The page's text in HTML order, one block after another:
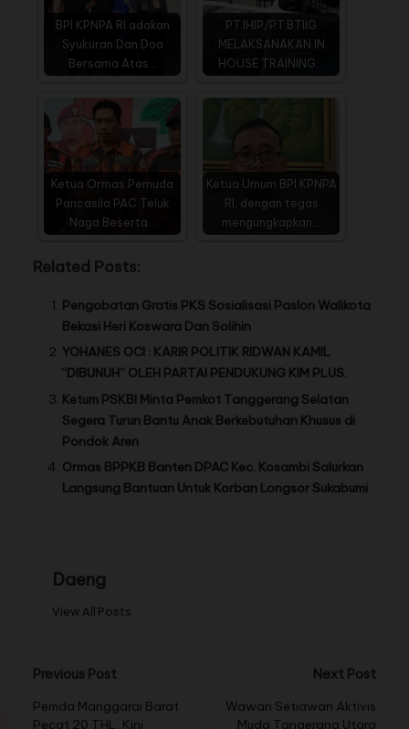
BPI KPNPA RI adakan
Syukuran Dan Doa
Bersama Atas…
PT.IHIP/PT.BTIIG
MELAKSANAKAN IN
HOUSE TRAINING…
Ketua Ormas Pemuda
Pancasila PAC Teluk
Naga Beserta…
Ketua Umum BPI KPNPA
RI, dengan tegas
mengungkapkan…
Related Posts:
Pengobatan Gratis PKS Sosialisasi Paslon Walikota
Bekasi Heri Koswara Dan Solihin
YOHANES OCI : KARIR POLITIK RIDWAN KAMIL
“DIBUNUH” OLEH PARTAI PENDUKUNG KIM PLUS.
Ketum PSKBI Minta Pemkot Tanggerang Selatan
Segera Turun Bantu Anak Berkebutuhan Khusus di
Pondok Aren
Ormas BPPKB Banten DPAC Kec. Kosambi Salurkan
Langsung Bantuan Untuk Korban Longsor Sukabumi
Daeng
View All Posts
Previous Post
Pemda Manggarai Barat
Pecat 20 THL, Kini
Next Post
Wawan Setiawan Aktivis
Muda Tangerang Utara